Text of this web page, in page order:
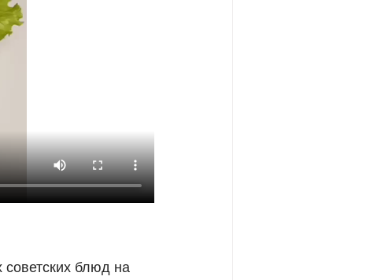
советских блюд на